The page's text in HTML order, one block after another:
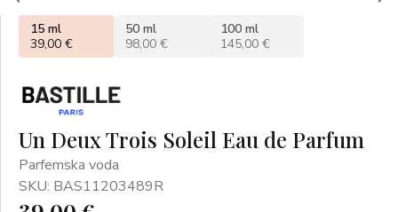
Un Deux Trois Soleil Eau de Parfum
Parfemska voda
SKU: BAS11203489R
15 ml
39,00 €
50 ml
98,00 €
100 ml
145,00 €